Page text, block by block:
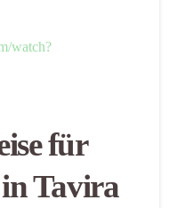
watch?
für
Tavira